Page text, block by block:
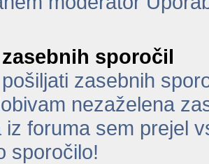
sporočil
zasebnih
nezaželena
iz foruma sem prejel
sporočilo!